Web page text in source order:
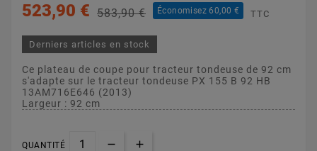
523,90 € 583,90 € Économisez 60,00 € TTC
Derniers articles en stock
Ce plateau de coupe pour tracteur tondeuse de 92 cm
s'adapte sur le tracteur tondeuse PX 155 B 92 HB
13AM716E646 (2013)
Largeur : 92 cm
QUANTITÉ